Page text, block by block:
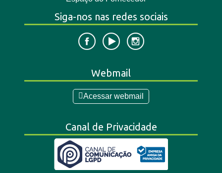
Siga-nos nas redes sociais
Webmail
Acessar webmail
Canal de Privacidade